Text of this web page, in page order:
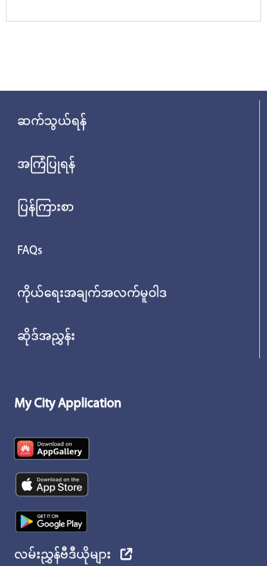
ဆက်သွယ်ရန်
အကြံပြုရန်
ပြန်ကြားစာ
FAQs
ကိုယ်ရေးအချက်အလက်မူဝါဒ
ဆိုဒ်အညွှန်း
My City Application
လမ်းညွှန်ဗီဒီယိုများ